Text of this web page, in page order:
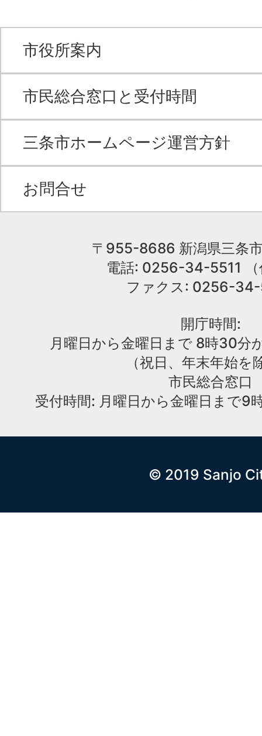
市役所案内
市民総合窓口と受付時間
三条市ホームページ運営方針
お問合せ
〒955-8686 新潟県三条
電話: 0256-34-5511
ファクス: 0256-
開庁時間:
月曜日から金曜日まで 8時30分
（祝日、年末年始を
市民総合窓口
受付時間: 月曜日から金曜日まで9
© 2019 Sanjo